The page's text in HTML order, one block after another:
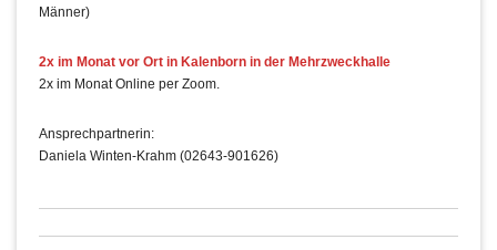
Männer)
2x im Monat vor Ort in Kalenborn in der Mehrzweckhalle
2x im Monat Online per Zoom.
Ansprechpartnerin:
Daniela Winten-Krahm (02643-901626)